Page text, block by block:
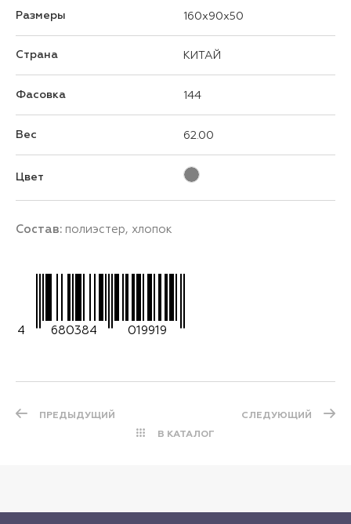
Размеры 160x90x50
Страна КИТАЙ
Фасовка 144
Вес 62.00
Цвет
Состав: полиэстер, хлопок
4 680384 019919
ПРЕДЫДУЩИЙ
В КАТАЛОГ
СЛЕДУЮЩИЙ